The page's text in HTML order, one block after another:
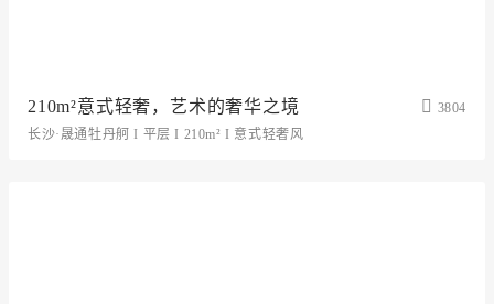
210m²意式轻奢，艺术的奢华之境
3804
长沙·晟通牡丹舸 I 平层 I 210m² I 意式轻奢风